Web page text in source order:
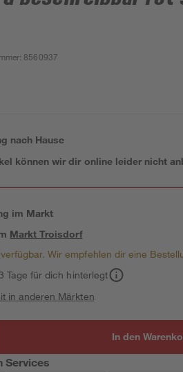
: 8560937
nach Hause
können wir dir online leider nicht
im Markt
MarktTroisdorf
Wir empfehlen dir eine
Tage für dich hinterlegt
in anderen Märkten
In den
Services